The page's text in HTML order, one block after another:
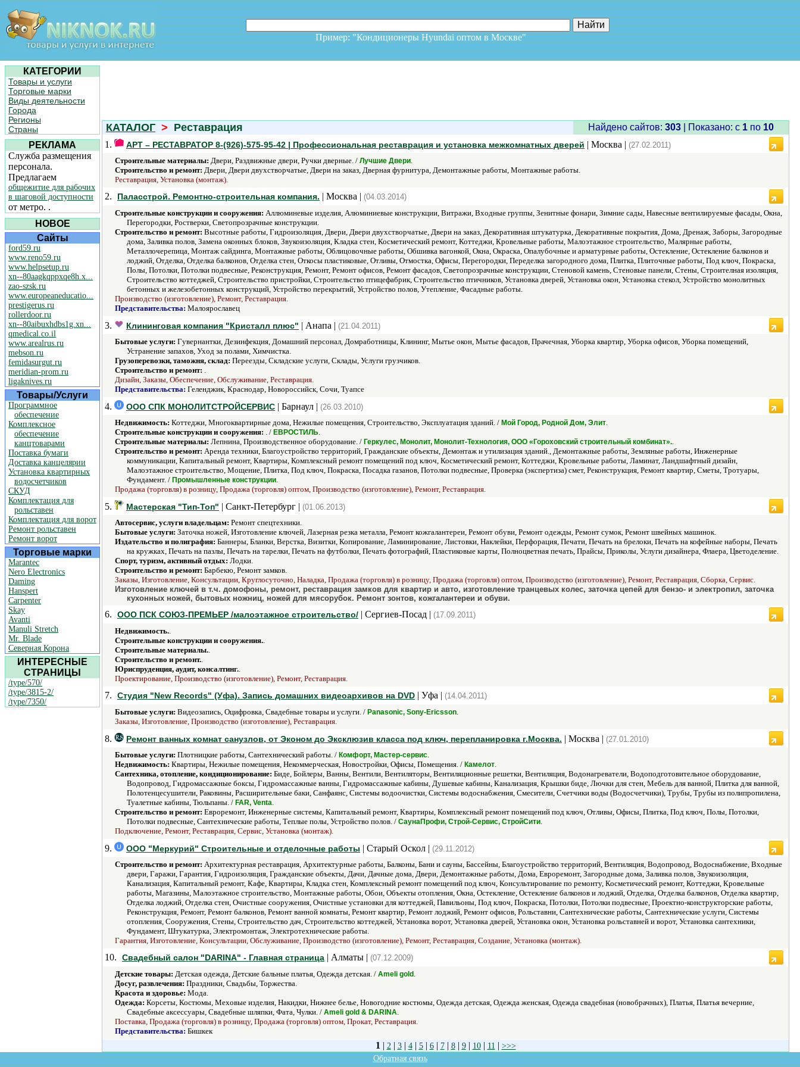
Пример: "Кондиционеры Hyundai оптом в Москве"
КАТЕГОРИИ
Товары и услуги
Торговые марки
Виды деятельности
Города
Регионы
Страны
РЕКЛАМА
Служба размещения
персонала.
Предлагаем
общежитие для рабочих
в шаговой доступности
от метро. .
НОВОЕ
Сайты
ford59.ru
www.reno59.ru
www.helpsetup.ru
xn--80aagkqppxqe8h.x...
zao-szsk.ru
www.europeaneducatio...
prestigerus.ru
rollerdoor.ru
xn--80aibuxhdbs1g.xn...
qmedical.co.il
www.arealrus.ru
mebson.ru
femidasurgut.ru
meridian-prom.ru
ligaknives.ru
Товары/Услуги
Программное
обеспечение
Комплексное
обеспечение
канцтоварами
Поставка бумаги
Доставка канцелярии
Установка квартирных
водосчетчиков
СКУД
Комплектация для
рольставен
Комплектация для ворот
Ремонт рольставен
Ремонт ворот
Торговые марки
Marantec
Nero Electronics
Daming
Hanspert
Carpenter
Skay
Avanti
Manuli Stretch
Mr. Blade
Северная Корона
ИНТЕРЕСНЫЕ
СТРАНИЦЫ
/type/570/
/type/3815-2/
/type/7350/
КАТАЛОГ > Реставрация Найдено сайтов: 303 | Показано: c 1 по 10
1.
АРТ – РЕСТАВРАТОР 8-(926)-575-95-42 | Профессиональная реставрация и установка межкомнатных дверей | Москва | (27.02.2011)
Строительные материалы: Двери, Раздвижные двери, Ручки дверные. / Лучшие Двери.
Строительство и ремонт: Двери, Двери двухстворчатые, Двери на заказ, Дверная фурнитура, Демонтажные работы, Монтажные работы.
Реставрация, Установка (монтаж).
2. Паласстрой. Ремонтно-строительная компания. | Москва | (04.03.2014)
Строительные конструкции и сооружения: Аллюминевые изделия, Алюминиевые конструкции, Витражи, Входные группы, Зенитные фонари, Зимние сады, Навесные вентилируемые фасады, Окна,
Перегородки, Ростверки, Светопрозрачные конструкции.
Строительство и ремонт: Высотные работы, Гидроизоляция, Двери, Двери двухстворчатые, Двери на заказ, Декоративная штукатурка, Декоративные покрытия, Дома, Дренаж, Заборы, Загородные
дома, Заливка полов, Замена оконных блоков, Звукоизоляция, Кладка стен, Косметический ремонт, Коттеджи, Кровельные работы, Малоэтажное строительство, Малярные работы,
Металлочерепица, Монтаж сайдинга, Монтажные работы, Облицовочные работы, Обшивка вагонкой, Окна, Окраска, Опалубочные и арматурные работы, Остекление, Остекление балконов и
лоджий, Отделка, Отделка балконов, Отделка стен, Откосы пластиковые, Отливы, Отмостка, Офисы, Перегородки, Переделка загородного дома, Плитка, Плиточные работы, Под ключ, Покраска,
Полы, Потолки, Потолки подвесные, Реконструкция, Ремонт, Ремонт офисов, Ремонт фасадов, Светопрозрачные конструкции, Стеновой камень, Стеновые панели, Стены, Строителная изоляция,
Строительство коттеджей, Строительство пристройки, Строительство птицефабрик, Строительство птичников, Установка дверей, Установка окон, Установка стекол, Устройство монолитных
бетонных и железобетонных конструкций, Устройство перекрытий, Устройство полов, Утепление, Фасадные работы.
Производство (изготовление), Ремонт, Реставрация.
Представительства: Малоярославец
3. Клининговая компания "Кристалл плюс" | Анапа | (21.04.2011)
Бытовые услуги: Гувернантки, Дезинфекция, Домашний персонал, Домработницы, Клининг, Мытье окон, Мытье фасадов, Прачечная, Уборка квартир, Уборка офисов, Уборка помещений,
Устранение запахов, Уход за полами, Химчистка.
Грузоперевозки, таможня, склад: Переезды, Складские услуги, Склады, Услуги грузчиков.
Строительство и ремонт: .
Дизайн, Заказы, Обеспечение, Обслуживание, Реставрация.
Представительства: Геленджик, Краснодар, Новороссийск, Сочи, Туапсе
4. ООО СПК МОНОЛИТСТРОЙСЕРВИС | Барнаул | (26.03.2010)
Недвижимость: Коттеджи, Многоквартирные дома, Нежилые помещения, Строительство, Эксплуатация зданий. / Мой Город, Родной Дом, Элит.
Строительные конструкции и сооружения: . / ЕВРОСТИЛЬ.
Строительные материалы: Лепнина, Производственное оборудование. / Геркулес, Монолит, Монолит-Технология, ООО «Гороховский строительный комбинат»..
Строительство и ремонт: Аренда техники, Благоустройство территорий, Гражданские объекты, Демонтаж и утилизация зданий., Демонтажные работы, Земляные работы, Инженерные
коммуникации, Капитальный ремонт, Квартиры, Комплексный ремонт помещений под ключ, Косметический ремонт, Коттеджи, Кровельные работы, Ламинат, Ландшафтный дизайн,
Малоэтажное строительство, Мощение, Плитка, Под ключ, Покраска, Посадка газанов, Потолки подвесные, Проверка (экспертиза) смет, Реконструкция, Ремонт квартир, Сметы, Тротуары,
Фундамент. / Промышленные конструкции.
Продажа (торговля) в розницу, Продажа (торговля) оптом, Производство (изготовление), Ремонт, Реставрация.
5. Мастерская "Тип-Топ" | Санкт-Петербург | (01.06.2013)
Автосервис, услуги владельцам: Ремонт спецтехники.
Бытовые услуги: Заточка ножей, Изготовление ключей, Лазерная резка металла, Ремонт кожгалантереи, Ремонт обуви, Ремонт одежды, Ремонт сумок, Ремонт швейных машинок.
Издательство и полиграфия: Баннеры, Бланки, Верстка, Визитки, Копирование, Ламинирование, Листовки, Наклейки, Перфорация, Печати, Печать на брелоки, Печать на кофейные наборы, Печать
на кружках, Печать на пазлы, Печать на тарелки, Печать на футболки, Печать фотографий, Пластиковые карты, Полноцветная печать, Прайсы, Приколы, Услуги дизайнера, Флаера, Цветоделение.
Спорт, туризм, активный отдых: Лодки.
Строительство и ремонт: Барбекю, Ремонт замков.
Заказы, Изготовление, Консультации, Круглосуточно, Наладка, Продажа (торговля) в розницу, Продажа (торговля) оптом, Производство (изготовление), Ремонт, Реставрация, Сборка, Сервис.
Изготовление ключей в т.ч. домофоны, ремонт, реставрация замков для квартир и авто, изготовление транцевых колес, заточка цепей для бензо- и электропил, заточка
кухонных ножей, бытовых ножниц, ножей для мясорубок. Ремонт зонтов, кожгалантереи и обуви.
6. ООО ПСК СОЮЗ-ПРЕМЬЕР /малоэтажное строительство/ | Сергиев-Посад | (17.09.2011)
Недвижимость..
Строительные конструкции и сооружения..
Строительные материалы..
Строительство и ремонт..
Юриспруденция, аудит, консалтинг..
Проектирование, Производство (изготовление), Ремонт, Реставрация.
7. Студия "New Records" (Уфа). Запись домашних видеоархивов на DVD | Уфа | (14.04.2011)
Бытовые услуги: Видеозапись, Оцифровка, Свадебные товары и услуги. / Panasonic, Sony-Ericsson.
Заказы, Изготовление, Производство (изготовление), Реставрация.
8. Ремонт ванных комнат санузлов, от Эконом до Эксклюзив класса под ключ, перепланировка г.Москва. | Москва | (27.01.2010)
Бытовые услуги: Плотницкие работы, Сантехнический работы. / Комфорт, Мастер-сервис.
Недвижимость: Квартиры, Нежилые помещения, Некоммерческая, Новостройки, Офисы, Помещения. / Камелот.
Сантехника, отопление, кондиционирование: Биде, Бойлеры, Ванны, Вентили, Вентиляторы, Вентиляционные решетки, Вентиляция, Водонагреватели, Водоподготовительное оборудование,
Водопровод, Гидромассажные боксы, Гидромассажные ванны, Гидромассажные кабины, Душевые кабины, Канализация, Крышки биде, Лючки для стен, Мебель для ванной, Плитка для ванной,
Полотенцесушители, Раковины, Расширительные баки, Санфаянс, Системы водоочистки, Системы водоснабжения, Смесители, Счетчики воды (Водосчетчики), Трубы, Трубы из полипропилена,
Туалетные кабины, Тюльпаны. / FAR, Venta.
Строительство и ремонт: Евроремонт, Инженерные системы, Капитальный ремонт, Квартиры, Комплексный ремонт помещений под ключ, Отливы, Офисы, Плитка, Под ключ, Полы, Потолки,
Потолки подвесные, Сантехнические работы, Теплые полы, Устройство полов. / СаунаПрофи, Строй-Сервис, СтройСити.
Подключение, Ремонт, Реставрация, Сервис, Установка (монтаж).
9. ООО "Меркурий" Строительные и отделочные работы | Старый Оскол | (29.11.2012)
Строительство и ремонт: Архитектурная реставрация, Архитектурные работы, Балконы, Бани и сауны, Бассейны, Благоустройство территорий, Вентиляция, Водопровод, Водоснабжение, Входные
двери, Гаражи, Гарантия, Гидроизоляция, Гражданские объекты, Дачи, Дачные дома, Двери, Демонтажные работы, Дома, Евроремонт, Загородные дома, Заливка полов, Звукоизоляция,
Канализация, Капитальный ремонт, Кафе, Квартиры, Кладка стен, Комплексный ремонт помещений под ключ, Консультирование по ремонту, Косметический ремонт, Коттеджи, Кровельные
работы, Магазины, Малоэтажное строительство, Монтажные работы, Обои, Объекты отопления, Окна, Остекление, Остекление балконов и лоджий, Отделка, Отделка балконов, Отделка квартир,
Отделка лоджий, Отделка стен, Очистные сооружения, Очистные установки для коттеджей, Павильоны, Под ключ, Покраска, Потолки, Потолки подвесные, Проектно-конструкторские работы,
Реконструкция, Ремонт, Ремонт балконов, Ремонт ванной комнаты, Ремонт квартир, Ремонт лоджий, Ремонт офисов, Рольставни, Сантехнические работы, Сантехнические услуги, Системы
отопления, Сооружения, Стены, Строительство дач, Строительство коттеджей, Установка ворот, Установка дверей, Установка окон, Установка рольставней и ворот, Установка сантехники,
Фундамент, Штукатурка, Электромонтаж, Электротехнические работы.
Гарантия, Изготовление, Консультации, Обслуживание, Производство (изготовление), Ремонт, Реставрация, Создание, Установка (монтаж).
10. Свадебный салон "DARINA" - Главная страница | Алматы | (07.12.2009)
Детские товары: Детская одежда, Детские бальные платья, Одежда детская. / Ameli gold .
Досуг, развлечения: Праздники, Свадьбы, Торжества.
Красота и здоровье: Мода.
Одежда: Корсеты, Костюмы, Меховые изделия, Накидки, Нижнее белье, Новогодние костюмы, Одежда детская, Одежда женская, Одежда свадебная (новобрачных), Платья, Платья вечерние,
Свадебные аксессуары, Свадебные шляпки, Фата, Чулки. / Ameli gold & DARINA.
Поставка, Продажа (торговля) в розницу, Продажа (торговля) оптом, Прокат, Реставрация.
Представительства: Бишкек
1 | 2 | 3| 4| 5| 6| 7| 8| 9| 10| 11 | >>>
Обратная связь